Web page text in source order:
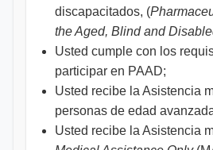
discapacitados, (
the Aged, Blind and
Usted cumple con los
participar en PAAD;
Usted recibe la Asistencia
personas de edad
Usted recibe la Asistencia